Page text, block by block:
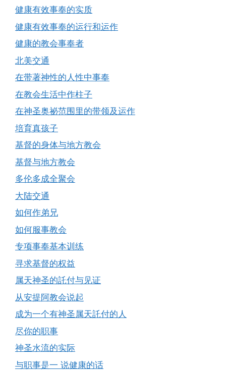
健康有效事奉的实质
健康有效事奉的运行和运作
健康的教会事奉者
北美交通
在带著神性的人性中事奉
在教会生活中作柱子
在神圣奥祕范围里的带领及运作
培育真孩子
基督的身体与地方教会
基督与地方教会
多伦多成全聚会
大陆交通
如何作弟兄
如何服事教会
专项事奉基本训练
寻求基督的权益
属天神圣的託付与见证
从安提阿教会说起
成为一个有神圣属天託付的人
尽你的职事
神圣水流的实际
与职事是一 说健康的话